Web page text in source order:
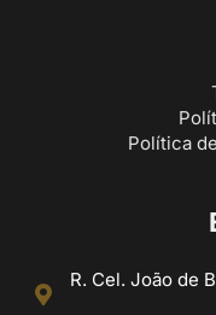
Política
R. Cel. João de